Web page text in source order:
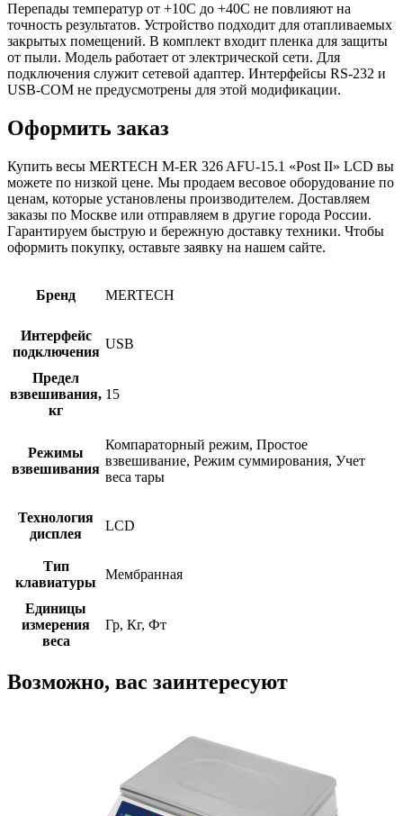
Перепады температур от +10С до +40С не повлияют на
точность результатов. Устройство подходит для отапливаемых
закрытых помещений. В комплект входит пленка для защиты
от пыли. Модель работает от электрической сети. Для
подключения служит сетевой адаптер. Интерфейсы RS-232 и
USB-COM не предусмотрены для этой модификации.
Оформить заказ
Купить весы MERTECH M-ER 326 AFU-15.1 «Post II» LCD вы
можете по низкой цене. Мы продаем весовое оборудование по
ценам, которые установлены производителем. Доставляем
заказы по Москве или отправляем в другие города России.
Гарантируем быструю и бережную доставку техники. Чтобы
оформить покупку, оставьте заявку на нашем сайте.
Бренд MERTECH
Интерфейс
подключения
USB
Предел
взвешивания,
кг
15
Режимы
взвешивания
Компараторный режим, Простое
взвешивание, Режим суммирования, Учет
веса тары
Технология
дисплея
LCD
Тип
клавиатуры
Мембранная
Единицы
измерения
веса
Гр, Кг, Фт
Возможно, вас заинтересуют